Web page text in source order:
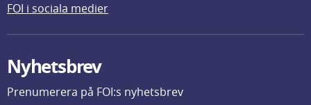
FOI i sociala medier
Nyhetsbrev
Prenumerera på FOI:s nyhetsbrev